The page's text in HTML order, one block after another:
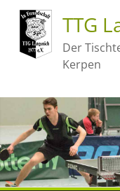
TTG
Der
Kerpen